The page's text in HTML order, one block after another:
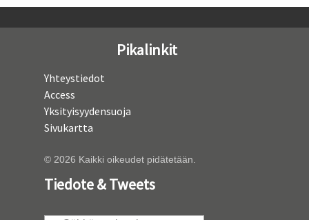
Pikalinkit
Yhteystiedot
Access
Yksityisyydensuoja
Sivukartta
© 2026 Kaikki oikeudet pidätetään.
Tiedote & Tweets